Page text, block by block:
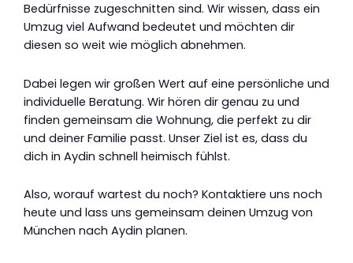
Bedürfnisse zugeschnitten sind. Wir wissen, dass ein
Umzug viel Aufwand bedeutet und möchten dir
diesen so weit wie möglich abnehmen.
Dabei legen wir großen Wert auf eine persönliche und
individuelle Beratung. Wir hören dir genau zu und
finden gemeinsam die Wohnung, die perfekt zu dir
und deiner Familie passt. Unser Ziel ist es, dass du
dich in Aydin schnell heimisch fühlst.
Also, worauf wartest du noch? Kontaktiere uns noch
heute und lass uns gemeinsam deinen Umzug von
München nach Aydin planen.